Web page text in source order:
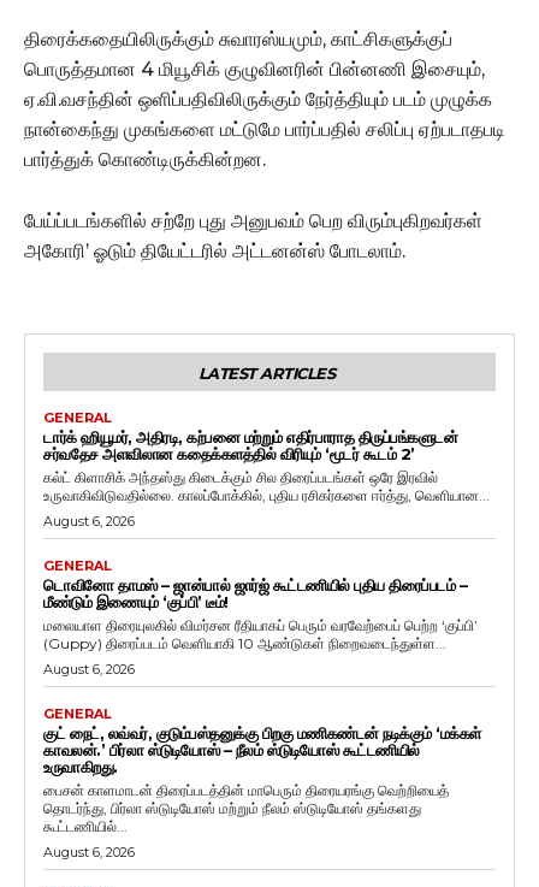
திரைக்கதையிலிருக்கும் சுவாரஸ்யமும், காட்சிகளுக்குப்
பொருத்தமான 4 மியூசிக் குழுவினரின் பின்னணி இசையும்,
ஏ.வி.வசந்தின் ஒளிப்பதிவிலிருக்கும் நேர்த்தியும் படம் முழுக்க
நான்கைந்து முகங்களை மட்டுமே பார்ப்பதில் சலிப்பு ஏற்படாதபடி
பார்த்துக் கொண்டிருக்கின்றன.
பேய்ப்படங்களில் சற்றே புது அனுபவம் பெற விரும்புகிறவர்கள்
அகோரி’ ஓடும் தியேட்டரில் அட்டனன்ஸ் போடலாம்.
LATEST ARTICLES
GENERAL
டார்க் ஹியூமர், அதிரடி, கற்பனை மற்றும் எதிர்பாராத திருப்பங்களுடன்
சர்வதேச அளவிலான கதைக்களத்தில் விரியும் ‘மூடர் கூடம் 2’
கல்ட் கிளாசிக் அந்தஸ்து கிடைக்கும் சில திரைப்படங்கள் ஒரே இரவில்
உருவாகிவிடுவதில்லை. காலப்போக்கில், புதிய ரசிகர்களை ஈர்த்து, வெளியான...
August 6, 2026
GENERAL
டொவினோ தாமஸ் – ஜான்பால் ஜார்ஜ் கூட்டணியில் புதிய திரைப்படம் –
மீண்டும் இணையும் ‘குப்பி’ டீம்!
மலையாள திரையுலகில் விமர்சன ரீதியாகப் பெரும் வரவேற்பைப் பெற்ற ‘குப்பி’
(Guppy) திரைப்படம் வெளியாகி 10 ஆண்டுகள் நிறைவடைந்துள்ள...
August 6, 2026
GENERAL
குட் நைட், லவ்வர், குடும்பஸ்தனுக்கு பிறகு மணிகண்டன் நடிக்கும் ‘மக்கள்
காவலன்.’ பிர்லா ஸ்டுடியோஸ் – நீலம் ஸ்டுடியோஸ் கூட்டணியில்
உருவாகிறது.
பைசன் காளமாடன் திரைப்படத்தின் மாபெரும் திரையரங்கு வெற்றியைத்
தொடர்ந்து, பிர்லா ஸ்டுடியோஸ் மற்றும் நீலம் ஸ்டுடியோஸ் தங்களது
கூட்டணியில்...
August 6, 2026